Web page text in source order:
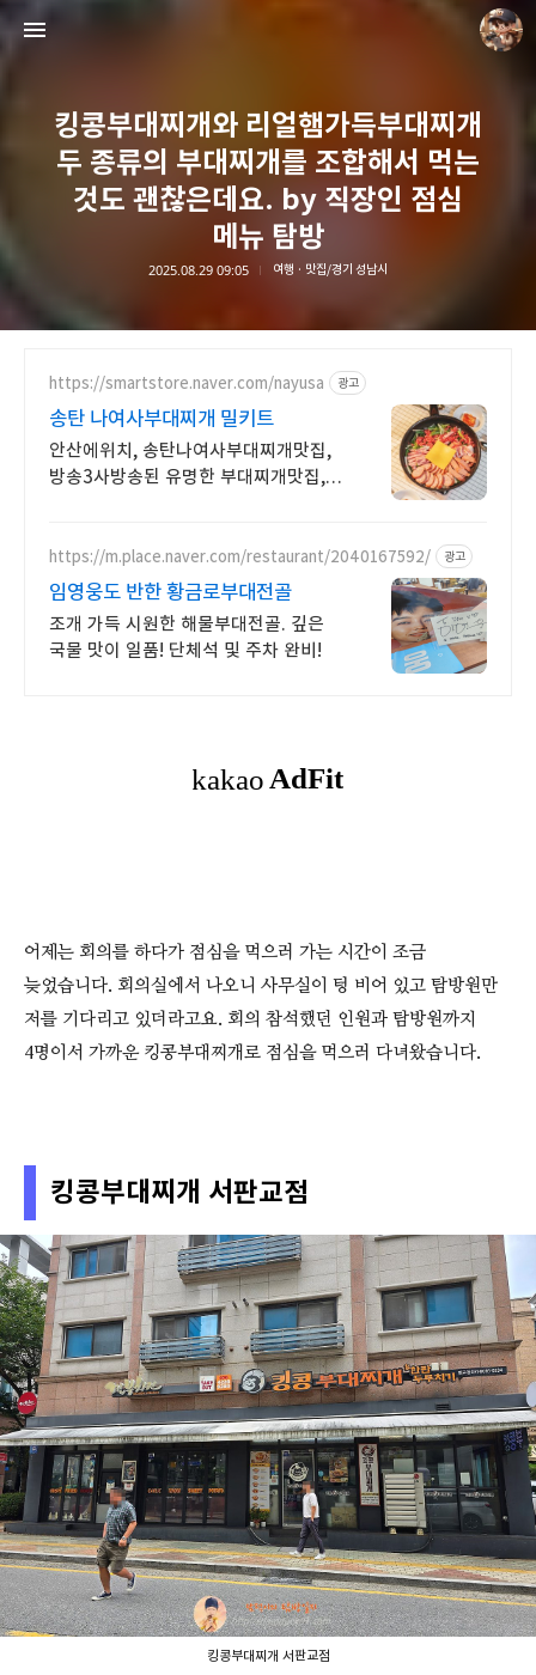
킹콩부대찌개와 리얼햄가득부대찌개
두 종류의 부대찌개를 조합해서 먹는
것도 괜찮은데요. by 직장인 점심
메뉴 탐방
2025.08.29 09:05 여행 · 맛집/경기 성남시
https://smartstore.naver.com/nayusa 광고
송탄 나여사부대찌개 밀키트
안산에위치, 송탄나여사부대찌개맛집,
방송3사방송된 유명한 부대찌개맛집,
https://m.place.naver.com/restaurant/2040167592/ 광고
임영웅도 반한 황금로부대전골
조개 가득 시원한 해물부대전골. 깊은
국물 맛이 일품! 단체석 및 주차 완비!
어제는 회의를 하다가 점심을 먹으러 가는 시간이 조금
늦었습니다. 회의실에서 나오니 사무실이 텅 비어 있고 탐방원만
저를 기다리고 있더라고요. 회의 참석했던 인원과 탐방원까지
4명이서 가까운 킹콩부대찌개로 점심을 먹으러 다녀왔습니다.
킹콩부대찌개 서판교점
킹콩부대찌개 서판교점
담덕이의 탐방일지